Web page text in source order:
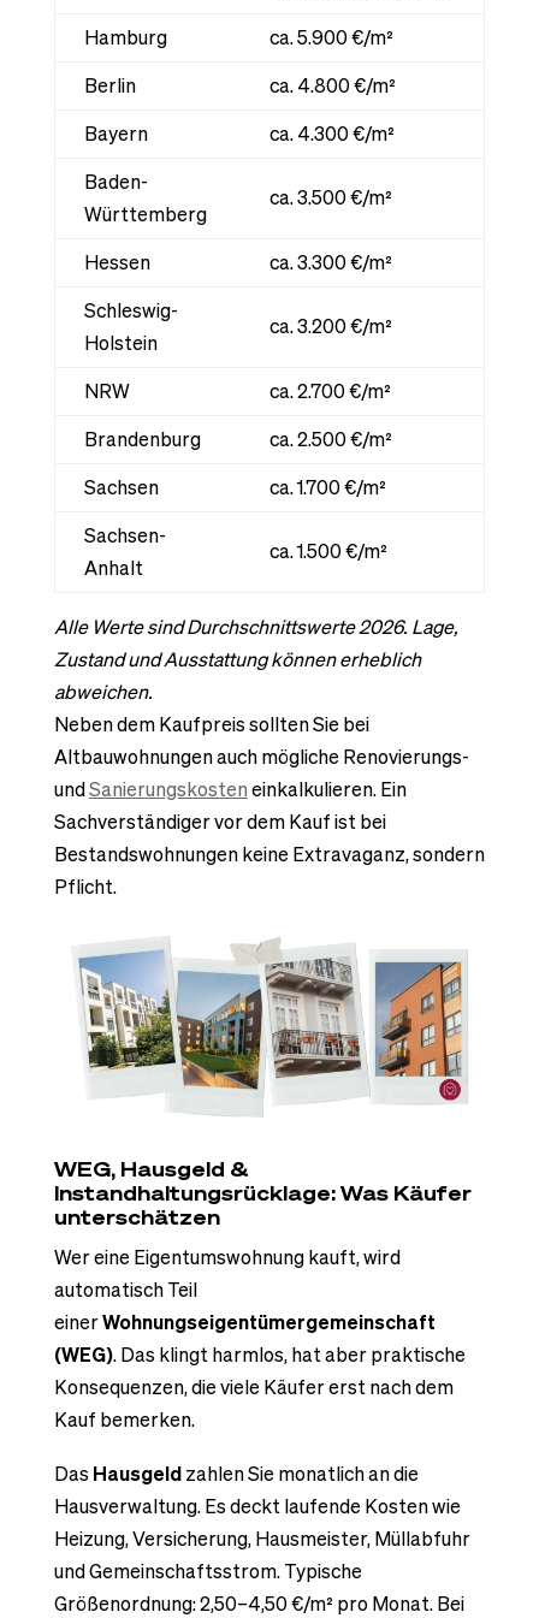
Hamburg
ca. 5.900 €/m²
Berlin
ca. 4.800 €/m²
Bayern
ca. 4.300 €/m²
Baden-
Württemberg
ca. 3.500 €/m²
Hessen
ca. 3.300 €/m²
Schleswig-
Holstein
ca. 3.200 €/m²
NRW
ca. 2.700 €/m²
Brandenburg
ca. 2.500 €/m²
Sachsen
ca. 1.700 €/m²
Sachsen-
Anhalt
ca. 1.500 €/m²
Alle Werte sind Durchschnittswerte 2026. Lage,
Zustand und Ausstattung können erheblich
abweichen.
Neben dem Kaufpreis sollten Sie bei
Altbauwohnungen auch mögliche Renovierungs-
undSanierungskosteneinkalkulieren. Ein
Sachverständiger vor dem Kauf ist bei
Bestandswohnungen keine Extravaganz, sondern
Pflicht.
WEG, Hausgeld &
Instandhaltungsrücklage: Was Käufer
unterschätzen
Wer eine Eigentumswohnung kauft, wird
automatisch Teil
einerWohnungseigentümergemeinschaft
(WEG). Das klingt harmlos, hat aber praktische
Konsequenzen, die viele Käufer erst nach dem
Kauf bemerken.
Das Hausgeldzahlen Sie monatlich an die
Hausverwaltung. Es deckt laufende Kosten wie
Heizung, Versicherung, Hausmeister, Müllabfuhr
und Gemeinschaftsstrom. Typische
Größenordnung: 2,50–4,50 €/m² pro Monat. Bei